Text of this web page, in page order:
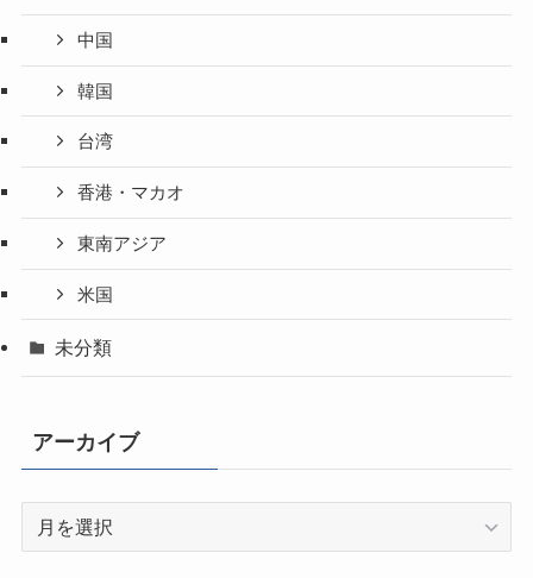
中国
韓国
台湾
香港・マカオ
東南アジア
米国
未分類
アーカイブ